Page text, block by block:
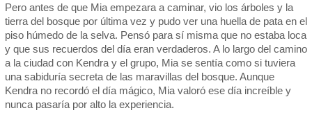
Pero antes de que Mia empezara a caminar, vio los árboles y la
tierra del bosque por última vez y pudo ver una huella de pata en el
piso húmedo de la selva. Pensó para sí misma que no estaba loca
y que sus recuerdos del día eran verdaderos. A lo largo del camino
a la ciudad con Kendra y el grupo, Mia se sentía como si tuviera
una sabiduría secreta de las maravillas del bosque. Aunque
Kendra no recordó el día mágico, Mia valoró ese día increíble y
nunca pasaría por alto la experiencia.